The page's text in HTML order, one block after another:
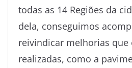
todas as 14 Regiões da
dela, conseguimos
reivindicar melhorias que
realizadas, como a